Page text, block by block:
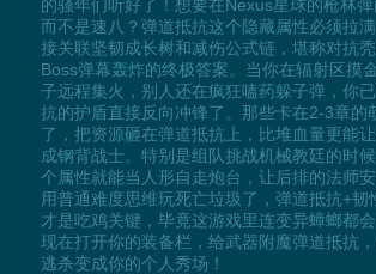
的骚年们听好了！想要在Nexus星球的枪林
而不是速八？弹道抵抗这个隐藏属性必须拉
接关联坚韧成长树和减伤公式链，堪称对抗
Boss弹幕轰炸的终极答案。当你在辐射区摸
子远程集火，别人还在疯狂嗑药躲子弹，你
抗的护盾直接反向冲锋了。那些卡在2-3章的
了，把资源砸在弹道抵抗上，比堆血量更能
成钢背战士。特别是组队挑战机械教廷的时
个属性就能当人形自走炮台，让后排的法师
用普通难度思维玩死亡垃圾了，弹道抵抗+韧
才是吃鸡关键，毕竟这游戏里连变异蟑螂都会
现在打开你的装备栏，给武器附魔弹道抵抗
逃杀变成你的个人秀场！